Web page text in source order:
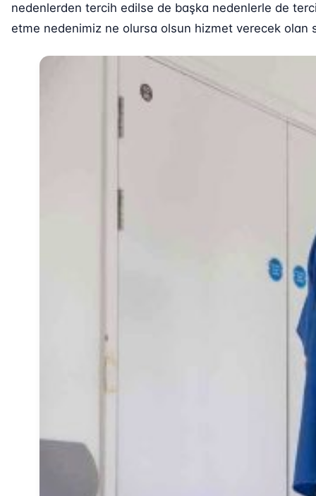
nedenlerden tercih edilse de başka nedenlerle de
etme nedenimiz ne olursa olsun hizmet verecek olan